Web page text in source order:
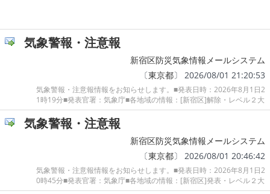
気象警報・注意報
新宿区防災気象情報メールシステム
〔東京都〕 2026/08/01 21:20:53
気象警報・注意報情報をお知らせします。■発表日時：2026年8月1日2
1時19分■発表官署：気象庁■各地域の情報：[新宿区]解除・レベル２大
気象警報・注意報
新宿区防災気象情報メールシステム
〔東京都〕 2026/08/01 20:46:42
気象警報・注意報情報をお知らせします。■発表日時：2026年8月1日2
0時45分■発表官署：気象庁■各地域の情報：[新宿区]発表・レベル２大